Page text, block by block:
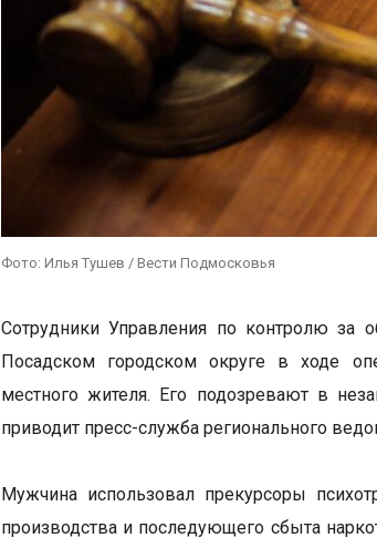
Фото: Илья Тушев / Вести Подмосковья
Сотрудники Управления по контролю за
Посадском городском округе в ходе
местного жителя. Его подозревают в
приводит пресс-служба регионального
Мужчина использовал прекурсоры
производства и последующего сбыта